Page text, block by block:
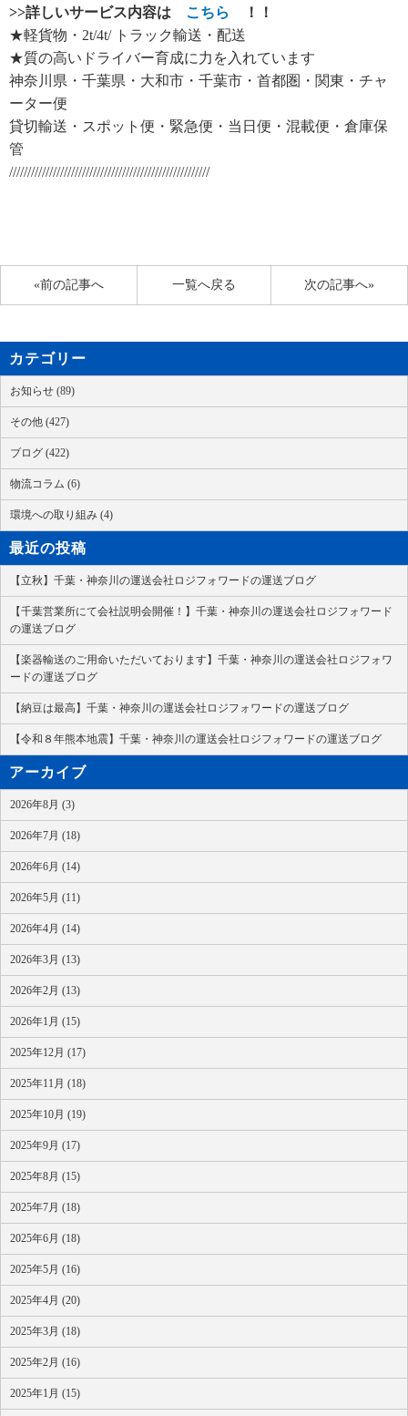
>>詳しいサービス内容は こちら
！！
★軽貨物・2t/4t/ トラック輸送・配送
★質の高いドライバー育成に力を入れています
神奈川県・千葉県・大和市・千葉市・首都圏・関東・チャ
ーター便
貸切輸送・スポット便・緊急便・当日便・混載便・倉庫保
管
///////////////////////////////////////////////////////
«前の記事へ 次の記事へ»
一覧へ戻る
カテゴリー
お知らせ (89)
その他 (427)
ブログ (422)
物流コラム (6)
環境への取り組み (4)
最近の投稿
【立秋】千葉・神奈川の運送会社ロジフォワードの運送ブログ
【千葉営業所にて会社説明会開催！】千葉・神奈川の運送会社ロジフォワード
の運送ブログ
【楽器輸送のご用命いただいております】千葉・神奈川の運送会社ロジフォワ
ードの運送ブログ
【納豆は最高】千葉・神奈川の運送会社ロジフォワードの運送ブログ
【令和８年熊本地震】千葉・神奈川の運送会社ロジフォワードの運送ブログ
アーカイブ
2026年8月 (3)
2026年7月 (18)
2026年6月 (14)
2026年5月 (11)
2026年4月 (14)
2026年3月 (13)
2026年2月 (13)
2026年1月 (15)
2025年12月 (17)
2025年11月 (18)
2025年10月 (19)
2025年9月 (17)
2025年8月 (15)
2025年7月 (18)
2025年6月 (18)
2025年5月 (16)
2025年4月 (20)
2025年3月 (18)
2025年2月 (16)
2025年1月 (15)